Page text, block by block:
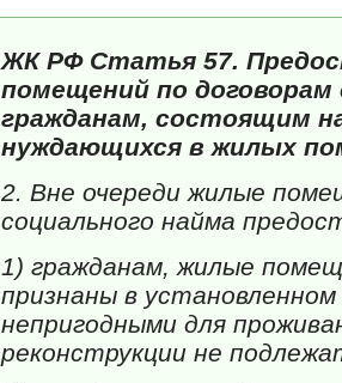
ЖК РФ Статья 57.
помещений по договорам
гражданам, состоящим
нуждающихся в жилых
2. Вне очереди жилые
социального найма
1) гражданам, жилые
признаны в установленном
непригодными для
реконструкции не